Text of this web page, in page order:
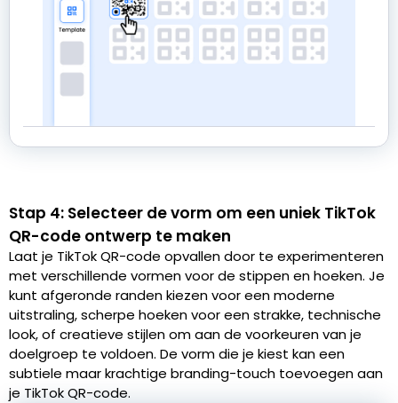
Stap 4: Selecteer de vorm om een uniek TikTok
QR-code ontwerp te maken
Laat je TikTok QR-code opvallen door te experimenteren
met verschillende vormen voor de stippen en hoeken. Je
kunt afgeronde randen kiezen voor een moderne
uitstraling, scherpe hoeken voor een strakke, technische
look, of creatieve stijlen om aan de voorkeuren van je
doelgroep te voldoen. De vorm die je kiest kan een
subtiele maar krachtige branding-touch toevoegen aan
je TikTok QR-code.